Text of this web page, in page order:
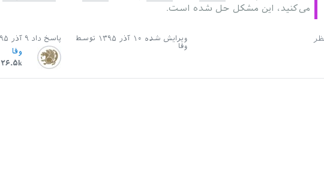
می‌کنید، این مشکل حل شده است.
ویرایش شده ۱۰ آذر ۱۳۹۵
توسط
وفا
پاسخ داد ۹ آذر ۱۳۹۵
وفا
۲۶.۵k